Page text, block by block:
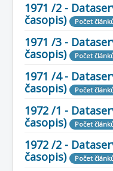
1971 /2 -
časopis)
Počet
1971 /3 -
časopis)
Počet
1971 /4 -
časopis)
Počet
1972 /1 -
časopis)
Počet
1972 /2 -
časopis)
Počet